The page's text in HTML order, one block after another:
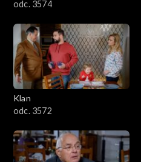
odc. 3574
Klan
odc. 3572